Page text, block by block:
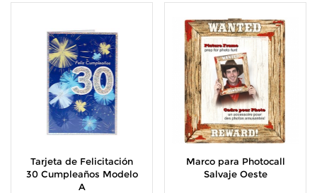
Tarjeta de Felicitación
30 Cumpleaños Modelo
A
Marco para Photocall
Salvaje Oeste